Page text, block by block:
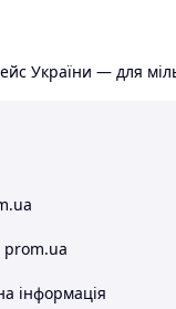
України — для
prom.ua
інформація